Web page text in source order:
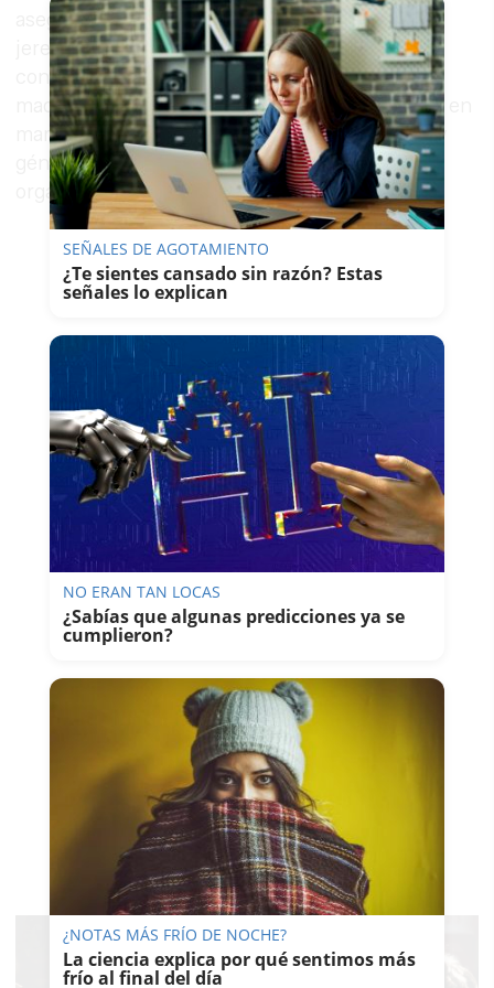
aseguran sus miembros, el movimiento violeta
jerezano continuará el camino, no se ha diluido
con el fin de las protestas jerezana y
madrileña. Todo lo contrario: “Queremos poner en
marcha unespacio de trabajosobre igualdad y
género en su sentido más amplio”, afirman sus
organizadores.
SEÑALES DE AGOTAMIENTO
¿Te sientes cansado sin razón? Estas
señales lo explican
NO ERAN TAN LOCAS
¿Sabías que algunas predicciones ya se
cumplieron?
¿NOTAS MÁS FRÍO DE NOCHE?
La ciencia explica por qué sentimos más
frío al final del día